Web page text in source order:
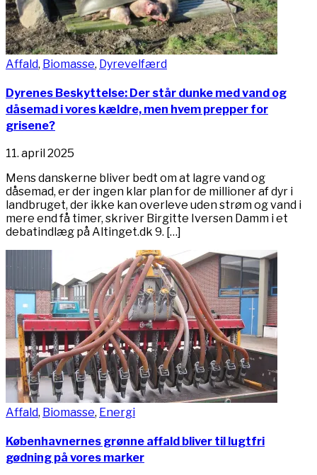
Affald, Biomasse, Dyrevelfærd
Dyrenes Beskyttelse: Der står dunke med vand og
dåsemad i vores kældre, men hvem prepper for
grisene?
11. april 2025
Mens danskerne bliver bedt om at lagre vand og
dåsemad, er der ingen klar plan for de millioner af dyr i
landbruget, der ikke kan overleve uden strøm og vand i
mere end få timer, skriver Birgitte Iversen Damm i et
debatindlæg på Altinget.dk 9. […]
Affald, Biomasse, Energi
Københavnernes grønne affald bliver til lugtfri
gødning på vores marker